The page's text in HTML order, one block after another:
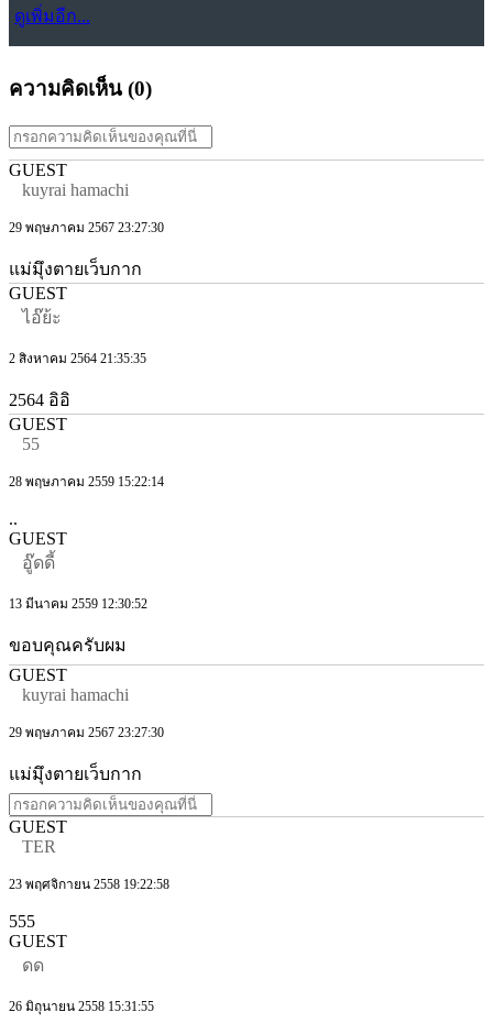
ดูเพิ่มอีก...
ความคิดเห็น (0)
GUEST
kuyrai hamachi
29 พฤษภาคม 2567 23:27:30
แม่มุึงตายเว็บกาก
GUEST
ไอ๊ย้ะ
2 สิงหาคม 2564 21:35:35
2564 อิอิ
GUEST
55
28 พฤษภาคม 2559 15:22:14
..
GUEST
อู๊ดดี้
13 มีนาคม 2559 12:30:52
ขอบคุณครับผม
GUEST
kuyrai hamachi
29 พฤษภาคม 2567 23:27:30
แม่มุึงตายเว็บกาก
GUEST
TER
23 พฤศจิกายน 2558 19:22:58
555
GUEST
ดด
26 มิถุนายน 2558 15:31:55